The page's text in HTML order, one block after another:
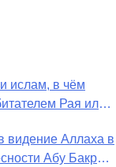
ислам, в чём
Рая или
видение Аллаха в
Абу Бакром